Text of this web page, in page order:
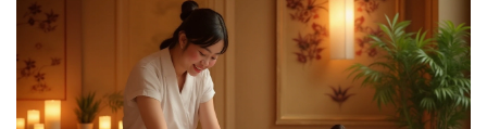
podpořit celkové tělesné zdraví.